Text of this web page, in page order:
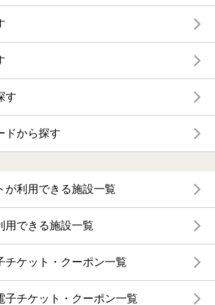
す
ドから探す
が利用できる施設一覧
用できる施設一覧
チケット・クーポン一覧
子チケット・クーポン一覧